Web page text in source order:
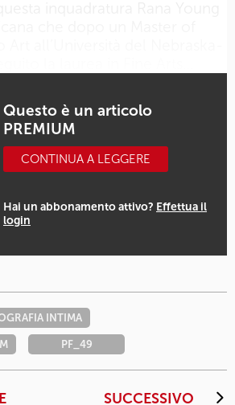
Questo è un articolo
PREMIUM
CONTINUA A LEGGERE
Hai un abbonamento attivo? Effettua il
login
INTIMA
PF_49
SUCCESSIVO